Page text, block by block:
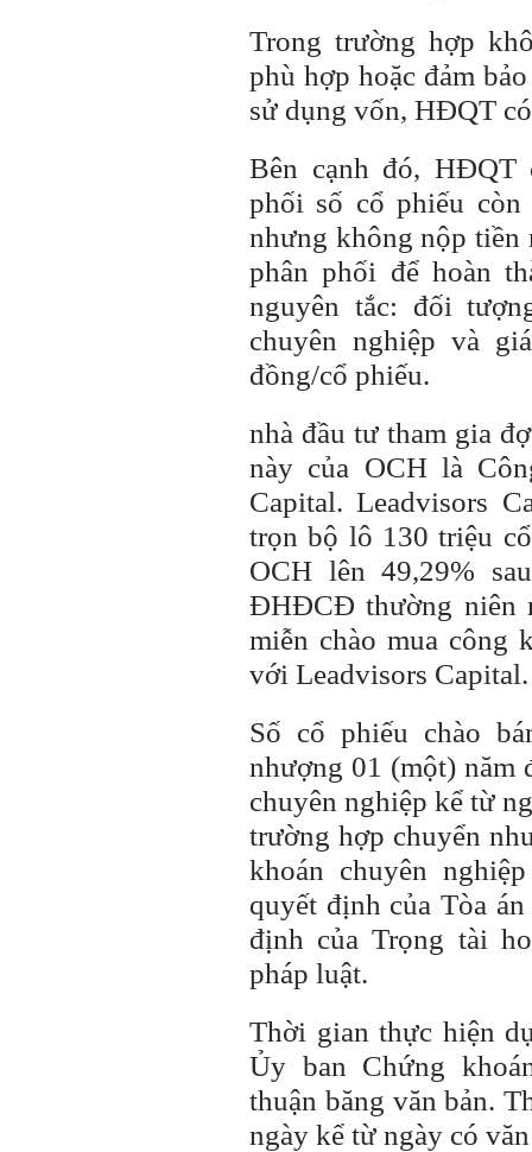
Trong trường hợp
phù hợp hoặc đảm
sử dụng vốn, HĐQT
Bên cạnh đó, HĐQT
phối số cổ phiếu
nhưng không nộp tiền
phân phối để hoàn
nguyên tắc: đối
chuyên nghiệp và
đồng/cổ phiếu.
nhà đầu tưtham gia
này của OCH là
Capital. Leadvisors
trọn bộ lô 130 triệu
OCH lên 49,29%
ĐHĐCĐ thường niên
miễn chào mua công
với Leadvisors Capital.
Số cổ phiếu chào
nhượng 01 (một)
chuyên nghiệp kể từ
trường hợp chuyển
khoán chuyên
quyết định của Tòa
định của Trọng tài
pháp luật.
Thời gian thực hiện
Ủy ban Chứng
thuận băng văn bản.
ngày kể từ ngày có